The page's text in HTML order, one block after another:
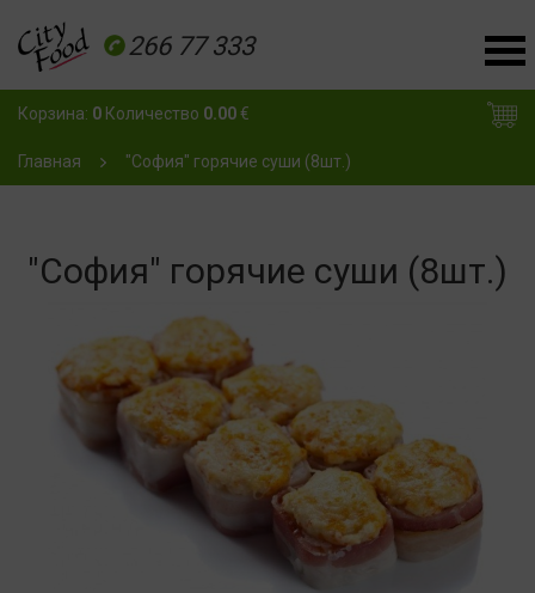
266 77 333
Корзина: 0 Количество 0.00€
Главная "София" горячие суши (8шт.)
"София" горячие суши (8шт.)